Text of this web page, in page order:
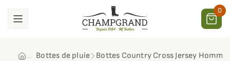
0
Bottes de pluie Bottes Country Cross Jersey Homme